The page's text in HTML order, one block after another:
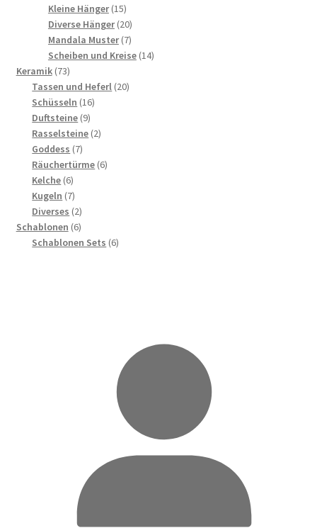
Produkte
Kleine Hänger 1515
Produkte
Diverse Hänger 2020
Produkte
Mandala Muster 77
Produkte
Scheiben und Kreise 1414
Keramik 7373
Produkte
Tassen und Heferl 2020
Schüsseln 1616
Duftsteine 99
Produkte
Rasselsteine 22
Goddess 77
Produkte
Räuchertürme 66
Kelche 66
Produkte
Kugeln 77
Produkte
Diverses 22
Produkte
Schablonen 66
Produkte
Schablonen Sets 66